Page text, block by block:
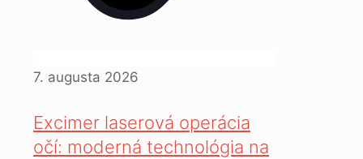
7. augusta 2026
Excimer laserová operácia
očí: moderná technológia na